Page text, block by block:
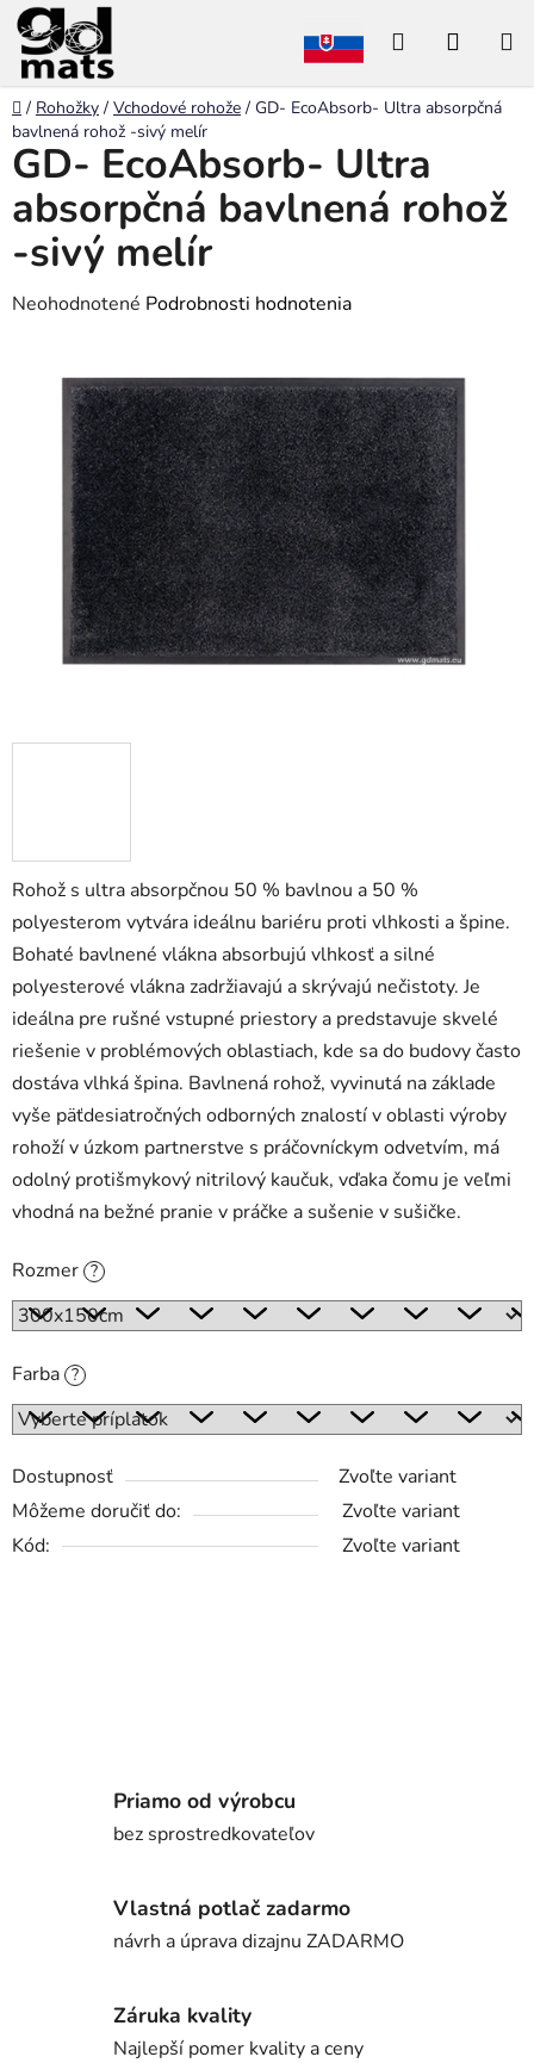
Prejsť
na
obsah
Hľadať
Domov
/ Rohožky / Vchodové rohože / GD- EcoAbsorb- Ultra absorpčná
bavlnená rohož -sivý melír
Rohož s ultra absorpčnou 50 % bavlnou a 50 %
polyesterom vytvára ideálnu bariéru proti vlhkosti a špine.
Bohaté bavlnené vlákna absorbujú vlhkosť a silné
polyesterové vlákna zadržiavajú a skrývajú nečistoty. Je
ideálna pre rušné vstupné priestory a predstavuje skvelé
riešenie v problémových oblastiach, kde sa do budovy často
dostáva vlhká špina. Bavlnená rohož, vyvinutá na základe
vyše päťdesiatročných odborných znalostí v oblasti výroby
rohoží v úzkom partnerstve s práčovníckym odvetvím, má
odolný protišmykový nitrilový kaučuk, vďaka čomu je veľmi
vhodná na bežné pranie v práčke a sušenie v sušičke.
Rozmer ?
Farba ?
Dostupnosť
Zvoľte variant
Môžeme doručiť do:
Zvoľte variant
Kód:
Zvoľte variant
GD- EcoAbsorb- Ultra
absorpčná bavlnená rohož
-sivý melír
Priemerné
hviezdičiek.
Neohodnotené Podrobnosti hodnotenia
Priamo od výrobcu
bez sprostredkovateľov
Vlastná potlač zadarmo
návrh a úprava dizajnu ZADARMO
Záruka kvality
Najlepší pomer kvality a ceny